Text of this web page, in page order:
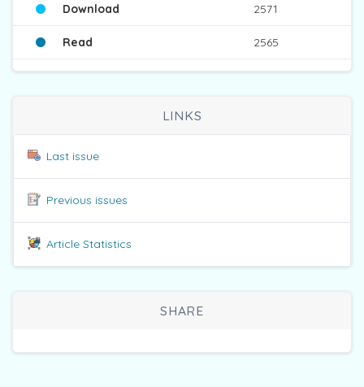
Download 2571
Read 2565
LINKS
Last issue
Previous issues
Article Statistics
SHARE